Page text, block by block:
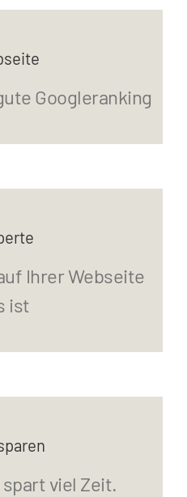
Googleranking
Ihrer Webseite
ist
viel Zeit.